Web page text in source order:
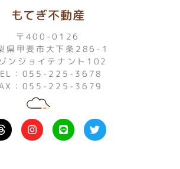
もてぎ不動産
〒400-0126
県甲斐市大下条286-1
ンジョイテナント102
：055-225-3678
：055-225-3679
I
n
s
L
i
n
T
w
i